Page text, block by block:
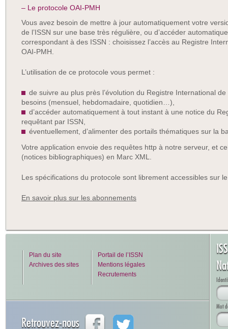
– Le protocole OAI-PMH
Vous avez besoin de mettre à jour automatiquement votre
de l’ISSN sur une base très régulière, ou d’accéder
correspondant à des ISSN : choisissez l’accès au Registre
OAI-PMH.
L’utilisation de ce protocole vous permet :
de suivre au plus près l’évolution du Registre International
besoins (mensuel, hebdomadaire, quotidien…),
d’accéder automatiquement à tout instant à une notice du
requêtant par ISSN,
éventuellement, d’alimenter des portails thématiques sur la
Votre application envoie des requêtes http à notre serveur, et
(notices bibliographiques) en Marc XML.
Les spécifications du protocole sont librement accessibles sur
En savoir plus sur les abonnements
Plan du site
Archives des sites
Portail de l’ISSN
Mentions légales
Recrutements
Retrouvez-nous
Mot